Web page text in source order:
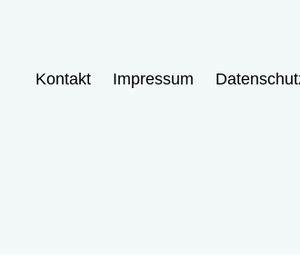
Kontakt Impressum